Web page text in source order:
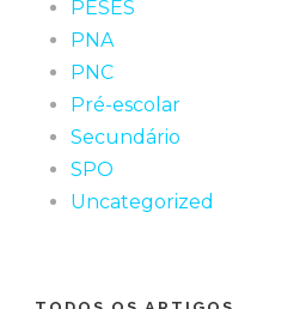
PESES
PNA
PNC
Pré-escolar
Secundário
SPO
Uncategorized